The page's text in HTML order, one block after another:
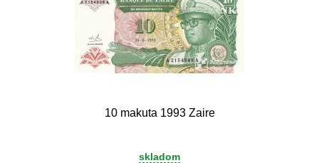
10 makuta 1993 Zaire
skladom